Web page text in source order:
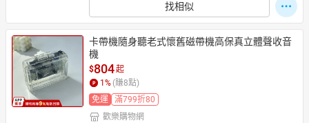
找相似
卡帶機隨身聽老式懷舊磁帶機高保真立體聲收音
機
$804起
1 % (賺8點)
免運
滿799折80
歡樂購物網